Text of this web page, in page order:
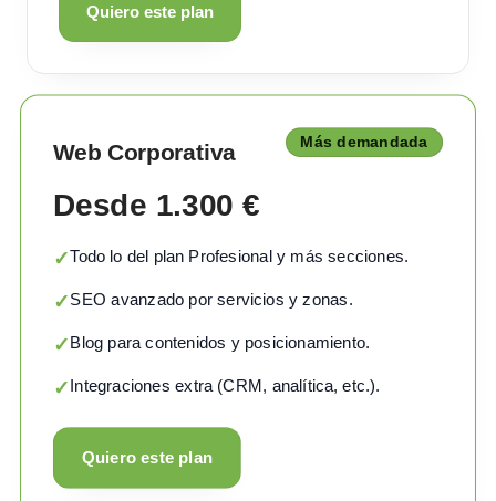
Quiero este plan
Web Corporativa Más demandada
Desde 1.300 €
✓Todo lo del plan Profesional y más secciones.
✓SEO avanzado por servicios y zonas.
✓Blog para contenidos y posicionamiento.
✓Integraciones extra (CRM, analítica, etc.).
Quiero este plan